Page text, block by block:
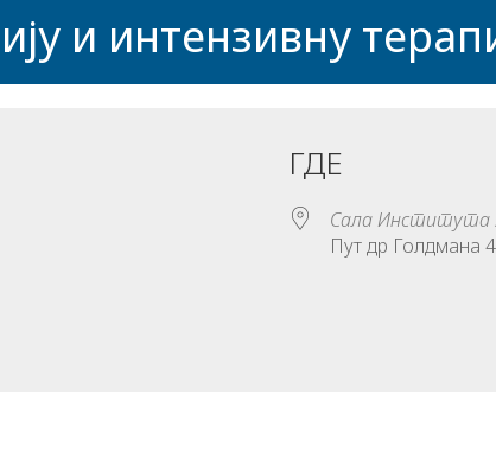
и интензивну
ГДЕ
Сала Института
Пут др Голдмана